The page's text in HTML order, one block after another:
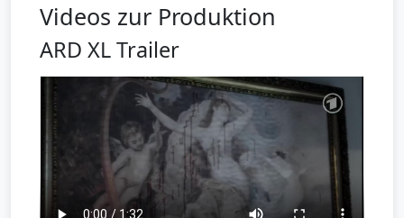
Videos zur Produktion
ARD XL Trailer